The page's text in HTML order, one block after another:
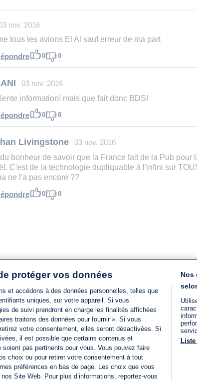
nov. 2016
tous les avions El Al sauf erreur de ma part
0 0
03 nov. 2016
information! mais que fait donc BDS!
0 0
Livingstone 03 nov. 2016
bonheur de savoir que la France fait de la Pub pour
C'est de la technologie dupliquable à l'infini sur
ne l'a pas encore ??
0 0
protéger vos données
et accédons à des données personnelles, telles que
uniques, sur votre appareil. Si vous
de suivi prendront en charge les finalités affichées
traitons des données pour fournir ». Si vous
votre consentement, elles seront désactivées. Si
il est possible que certains contenus et
pas pertinents pour vous. Vous pouvez faire
choix ou pour retirer votre consentement à tout
préférences en bas de page. Les choix que vous
Site Web. Pour plus d’informations, reportez-vous
Nos